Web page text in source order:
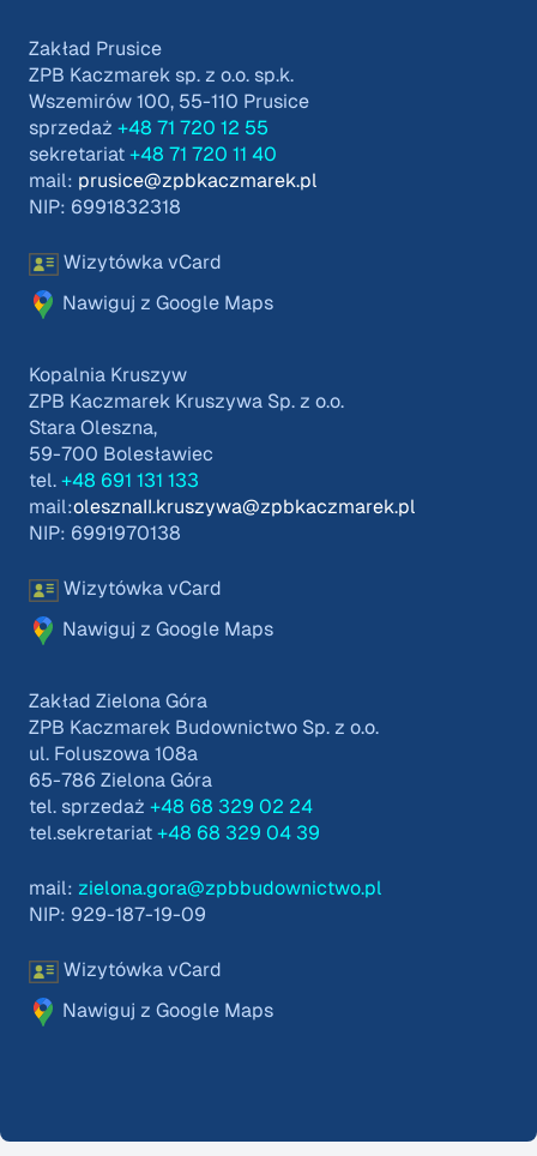
Zakład Prusice
ZPB Kaczmarek sp. z o.o. sp.k.
Wszemirów 100, 55-110 Prusice
sprzedaż +48 71 720 12 55
sekretariat +48 71 720 11 40
mail: prusice@zpbkaczmarek.pl
NIP: 6991832318
Wizytówka vCard
Nawiguj z Google Maps
Kopalnia Kruszyw
ZPB Kaczmarek Kruszywa Sp. z o.o.
Stara Oleszna,
59-700 Bolesławiec
tel. +48 691 131 133
mail:olesznaII.kruszywa@zpbkaczmarek.pl
NIP: 6991970138
Wizytówka vCard
Nawiguj z Google Maps
Zakład Zielona Góra
ZPB Kaczmarek Budownictwo Sp. z o.o.
ul. Foluszowa 108a
65-786 Zielona Góra
tel. sprzedaż +48 68 329 02 24
tel.sekretariat +48 68 329 04 39
mail: zielona.gora@zpbbudownictwo.pl
NIP: 929-187-19-09
Wizytówka vCard
Nawiguj z Google Maps